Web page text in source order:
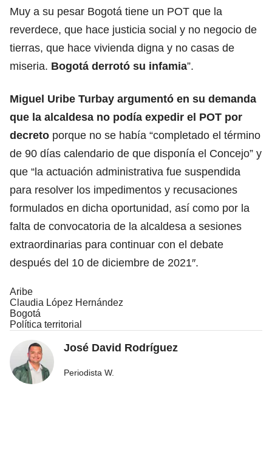
Muy a su pesar Bogotá tiene un POT que la
reverdece, que hace justicia social y no negocio de
tierras, que hace vivienda digna y no casas de
miseria. Bogotá derrotó su infamia”.
Miguel Uribe Turbay argumentó en su demanda
que la alcaldesa no podía expedir el POT por
decreto porque no se había “completado el término
de 90 días calendario de que disponía el Concejo” y
que “la actuación administrativa fue suspendida
para resolver los impedimentos y recusaciones
formulados en dicha oportunidad, así como por la
falta de convocatoria de la alcaldesa a sesiones
extraordinarias para continuar con el debate
después del 10 de diciembre de 2021″.
Aribe
Claudia López Hernández
Bogotá
Política territorial
José David Rodríguez
Periodista W.